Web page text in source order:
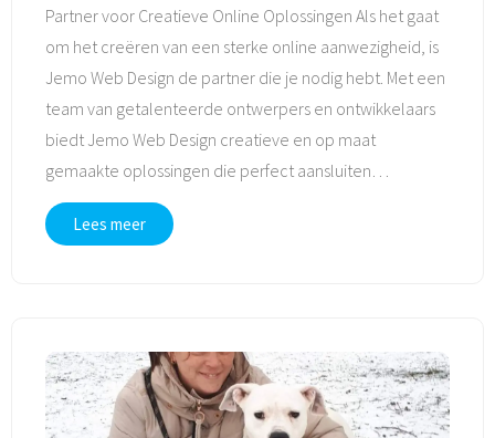
Partner voor Creatieve Online Oplossingen Als het gaat
om het creëren van een sterke online aanwezigheid, is
Jemo Web Design de partner die je nodig hebt. Met een
team van getalenteerde ontwerpers en ontwikkelaars
biedt Jemo Web Design creatieve en op maat
gemaakte oplossingen die perfect aansluiten…
Lees meer